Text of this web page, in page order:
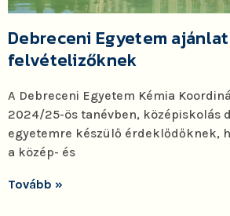
Debreceni Egyetem
felvételizőknek
A Debreceni Egyetem Kémia
2024/25-ös tanévben, középiskolás
egyetemre készülő érdeklődőknek,
a közép- és
Tovább »